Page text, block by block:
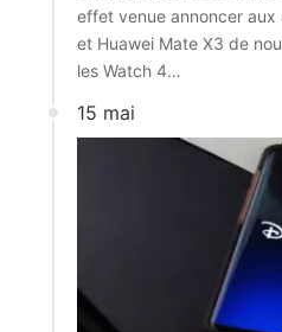
effet venue annoncer
et Huawei Mate X3 de
les Watch 4…
15 mai